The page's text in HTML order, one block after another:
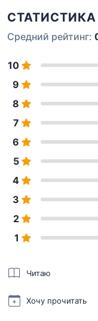
СТАТИСТИКА
Средний рейтинг:
10
9
8
7
6
5
4
3
2
1
Читаю
Хочу прочитать